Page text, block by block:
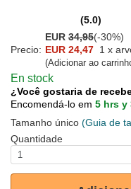
(5.0)
EUR 34,95(-30%)
Precio: EUR 24,47 1 x
(Adicionar ao
En stock
¿Você gostaria de
Encomendá-lo em 5 hrs y
Tamanho único (Guia de
Quantidade